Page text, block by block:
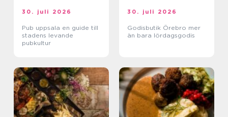
30. juli 2026
Pub uppsala en guide till
stadens levande
pubkultur
30. juli 2026
Godisbutik Örebro mer
än bara lördagsgodis